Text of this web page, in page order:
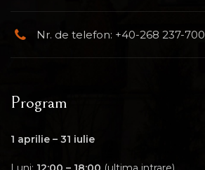
Nr. de telefon: +40-268 237-700
Program
1 aprilie – 31 iulie